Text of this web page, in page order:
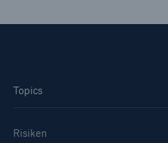
Topics
Risiken